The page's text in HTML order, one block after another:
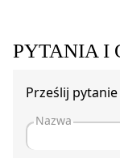
PYTANIA I
Prześlij pytanie